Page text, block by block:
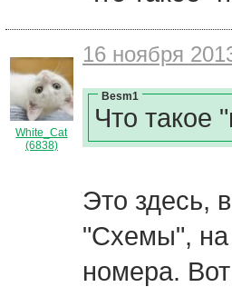
White_Cat
(6838)
16 ноября
Besm1
Что такое
Это здесь,
"Схемы", на
номера.